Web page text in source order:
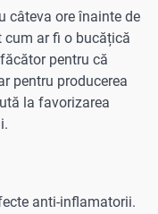
câteva ore înainte de
cum ar fi o bucățică
pentru că
pentru producerea
la favorizarea
anti-inflamatorii.